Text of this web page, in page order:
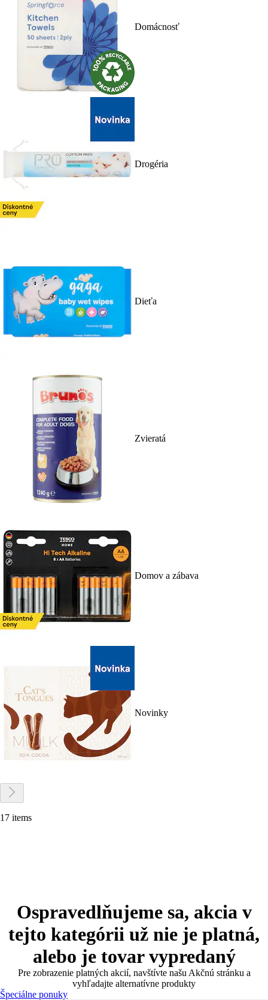
Domácnosť
Drogéria
Dieťa
Zvieratá
Domov a zábava
Novinky
17 items
Ospravedlňujeme sa, akcia v
tejto kategórii už nie je platná,
alebo je tovar vypredaný
Pre zobrazenie platných akcií, navštívte našu Akčnú stránku a
vyhľadajte alternatívne produkty
Špeciálne ponuky